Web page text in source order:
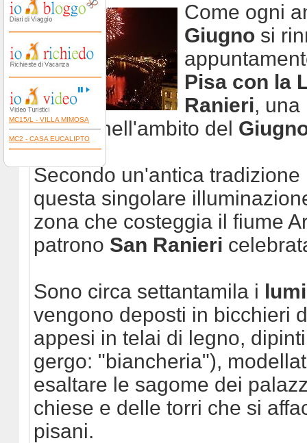
MC15/L - VILLA MIMOSA
MC2 - CASA EUCALIPTO
Come ogni
Giugno si
Pisa con la
Ranieri, una
storica nell'ambito del
Secondo un'antica
questa singolare
zona che costeggia il fiume
patrono San Ranieri
Sono circa settantamila i
vengono deposti in bicchieri
appesi in telai di legno,
gergo: "biancheria"),
esaltare le sagome dei
chiese e delle torri che si
pisani.